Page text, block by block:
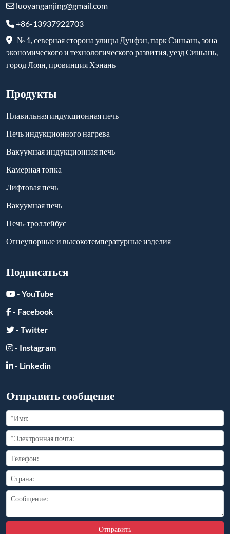
luoyanganjing@gmail.com
+86-13937922703
№ 1, северная сторона улицы Дунфэн, парк Синьань, зона
экономического и технологического развития, уезд Синьань,
город Лоян, провинция Хэнань
Продукты
Плавильная индукционная печь
Печь индукционного нагрева
Вакуумная индукционная печь
Камерная топка
Лифтовая печь
Вакуумная печь
Печь-троллейбус
Огнеупорные и высокотемпературные изделия
Подписаться
- YouTube
- Facebook
- Twitter
- Instagram
- Linkedin
Отправить сообщение
Отправить